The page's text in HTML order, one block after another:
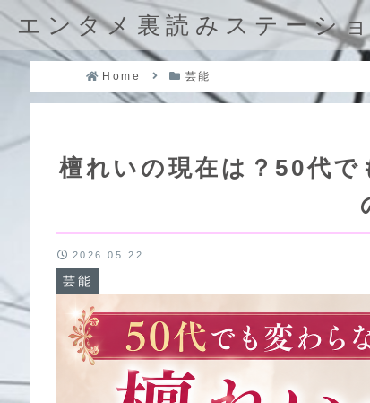
エンタメ裏読みステーシ
Home 芸能
檀れいの現在は？50代で
芸能
2026.05.22